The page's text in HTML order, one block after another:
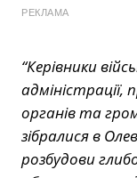
РЕКЛАМА
“Керівники
адміністрації,
органів та
зібралися в
розбудови